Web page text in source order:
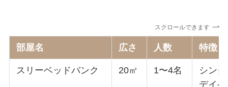
スクロールできます
部屋名 広さ 人数 特徴
スリーベッドバンク 20㎡ 1〜4名
シン
デイ